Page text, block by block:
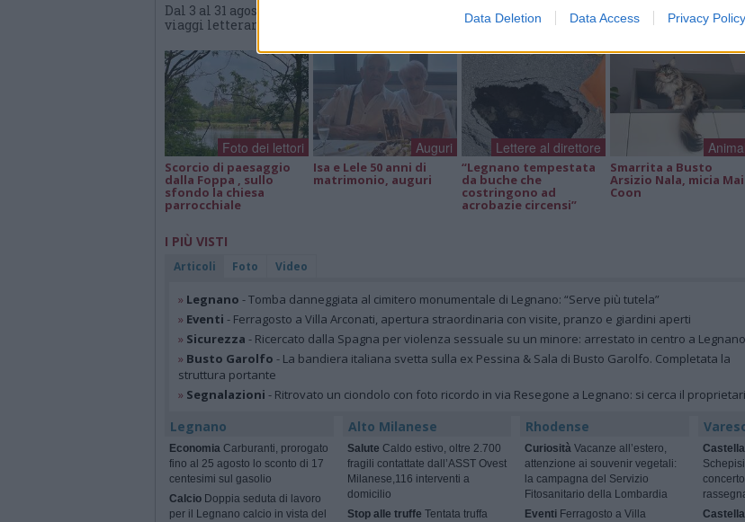
Data Deletion Data Access Privacy Policy
Dal 3 al 31 agosto l'hub culturale di Castronno propone un appuntamento diverso ogni sera,
viaggi letterari e gastronomici, conversazioni, laboratori creativi, sfide musicali e burraco
Foto dei lettori
Scorcio di paesaggio
dalla Foppa , sullo
sfondo la chiesa
parrocchiale
Auguri
Isa e Lele 50 anni di
matrimonio, auguri
Lettere al direttore
“Legnano tempestata
da buche che
costringono ad
acrobazie circensi”
Smarrita a Busto
Arsizio Nala, micia
Coon
I PIÙ VISTI
Articoli Foto Video
» Legnano - Tomba danneggiata al cimitero monumentale di Legnano: “Serve più tutela”
» Eventi - Ferragosto a Villa Arconati, apertura straordinaria con visite, pranzo e giardini aperti
» Sicurezza - Ricercato dalla Spagna per violenza sessuale su un minore: arrestato in centro a Legnano
» Busto Garolfo - La bandiera italiana svetta sulla ex Pessina & Sala di Busto Garolfo. Completata la
struttura portante
» Segnalazioni - Ritrovato un ciondolo con foto ricordo in via Resegone a Legnano: si cerca il
Legnano
Economia Carburanti, prorogato
fino al 25 agosto lo sconto di 17
centesimi sul gasolio
Calcio Doppia seduta di lavoro
per il Legnano calcio in vista del
Alto Milanese
Salute Caldo estivo, oltre 2.700
fragili contattate dall’ASST Ovest
Milanese,116 interventi a
domicilio
Stop alle truffe Tentata truffa
Rhodense
Curiosità Vacanze all’estero,
attenzione ai souvenir vegetali:
la campagna del Servizio
Fitosanitario della Lombardia
Eventi Ferragosto a Villa